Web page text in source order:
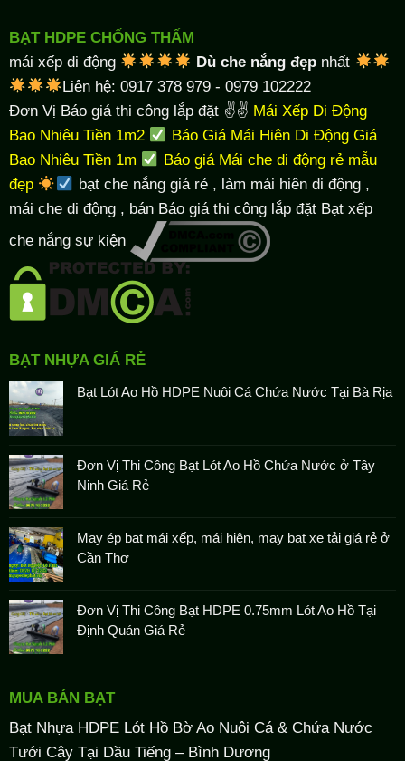
BẠT HDPE CHỐNG THẤM
mái xếp di động Dù che nắng đẹp nhất
Liên hệ: 0917 378 979 - 0979 102222
Đơn Vị Báo giá thi công lắp đặt ✌✌ Mái Xếp Di Động
Bao Nhiêu Tiền 1m2
Báo Giá Mái Hiên Di Động Giá
Bao Nhiêu Tiền 1m
Báo giá Mái che di động rẻ mẫu
đẹp
bạt che nắng giá rẻ, làm mái hiên di động,
mái che di động , bán Báo giá thi công lắp đặt Bạt xếp
che nắng sự kiện
BẠT NHỰA GIÁ RẺ
Bạt Lót Ao Hồ HDPE Nuôi Cá Chứa Nước Tại Bà Rịa
Đơn Vị Thi Công Bạt Lót Ao Hồ Chứa Nước ở Tây
Ninh Giá Rẻ
May ép bạt mái xếp, mái hiên, may bạt xe tải giá rẻ ở
Cần Thơ
Đơn Vị Thi Công Bạt HDPE 0.75mm Lót Ao Hồ Tại
Định Quán Giá Rẻ
MUA BÁN BẠT
Bạt Nhựa HDPE Lót Hồ Bờ Ao Nuôi Cá & Chứa Nước
Tưới Cây Tại Dầu Tiếng – Bình Dương